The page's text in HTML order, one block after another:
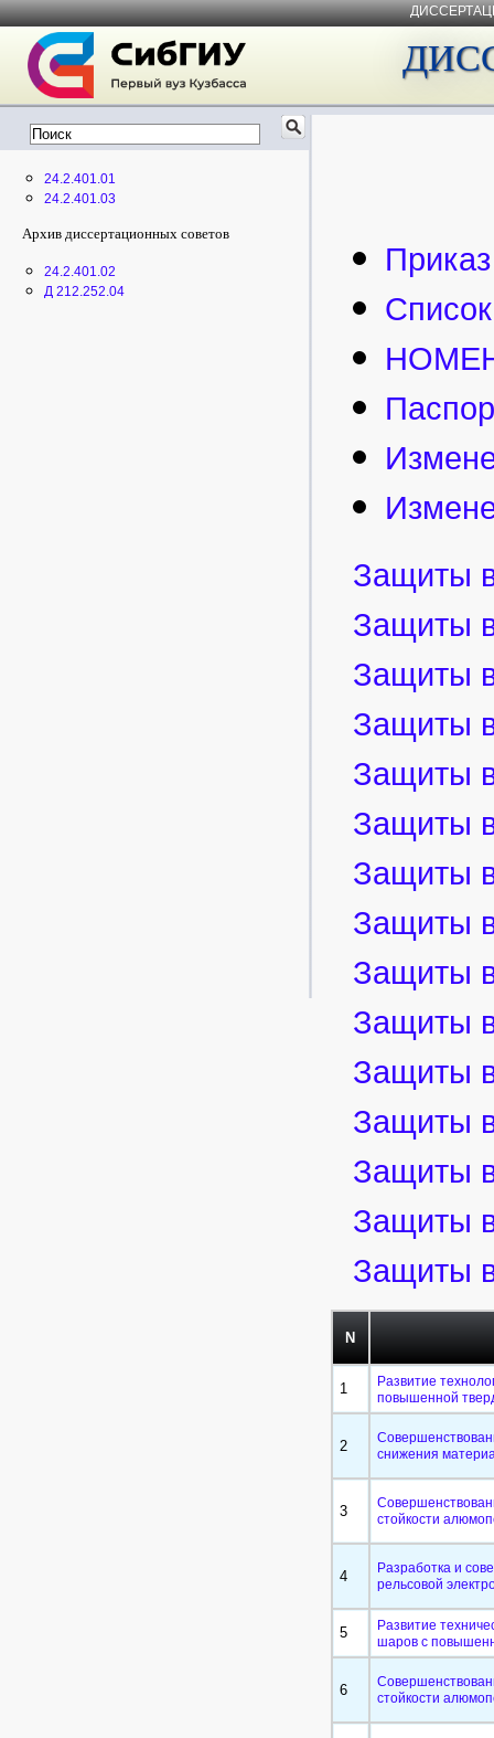

24.2.401.01
24.2.401.03
Архив диссертационных советов
24.2.401.02
Д 212.252.04
Приказ
Защиты
Защиты
Защиты
Защиты
Защиты
Защиты
Защиты
Защиты
Защиты
Защиты
Защиты
Защиты
Защиты
Защиты
Защиты
N
1
Развитие
повышенной
2
снижения
3
стойкости
4
Разработка и
рельсовой
5
Развитие
шаров с
6
стойкости